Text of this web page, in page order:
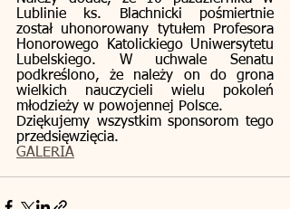
Lublinie ks. Blachnicki pośmiertnie
został uhonorowany tytułem Profesora
Honorowego Katolickiego Uniwersytetu
Lubelskiego. W uchwale Senatu
podkreślono, że należy on do grona
wielkich nauczycieli wielu pokoleń
młodzieży w powojennej Polsce.
Dziękujemy wszystkim sponsorom tego
przedsięwzięcia.
GALERIA